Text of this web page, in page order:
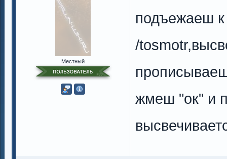
Местный
подъежаеш
/
жмеш "ок" и